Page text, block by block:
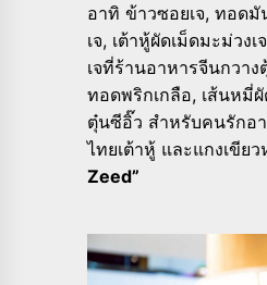
อาทิ ข้าวซอยเจ, ทอดมั
เจ, เต้าหู้ผัดเม็ดมะม่วง
เจที่ร้านอาหารจีนกวาง
ทอดพริกเกลือ, เส้นหมี่
ตุ๋นซีอิ๊ว สำหรับคนรักอ
ไทยเต้าหู้ และแกงเขีย
Zeed”